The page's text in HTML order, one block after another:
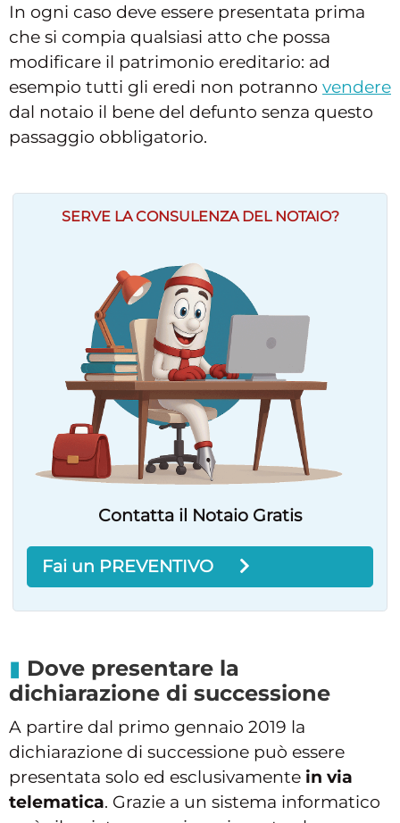
In ogni caso deve essere presentata prima
che si compia qualsiasi atto che possa
modificare il patrimonio ereditario: ad
esempio tutti gli eredi non potranno vendere
dal notaio il bene del defunto senza questo
passaggio obbligatorio.
SERVE LA CONSULENZA DEL NOTAIO?
Contatta il Notaio Gratis
Fai un PREVENTIVO
Dove presentare la
dichiarazione di successione
A partire dal primo gennaio 2019 la
dichiarazione di successione può essere
presentata solo ed esclusivamente in via
telematica. Grazie a un sistema informatico